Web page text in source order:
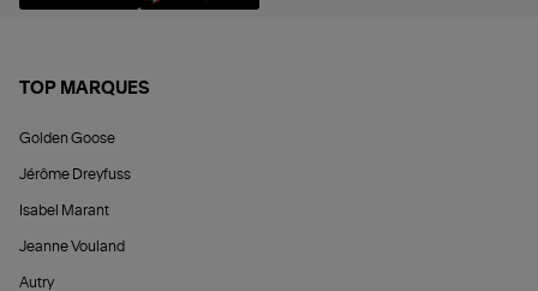
TOP MARQUES
Golden Goose
Jérôme Dreyfuss
Isabel Marant
Jeanne Vouland
Autry